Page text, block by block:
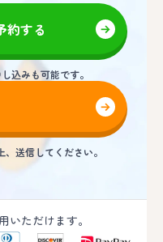
約する
込みも可能です。
送信してください。
いただけます。